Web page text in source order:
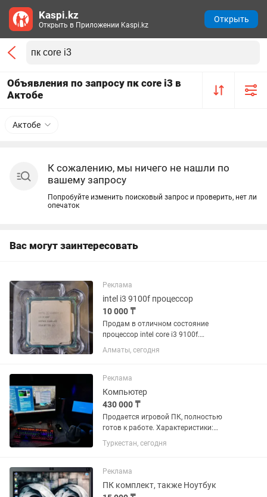
Объявления по запросу пк core i3 в
Актобе
Актобе
К сожалению, мы ничего не нашли по
вашему запросу
Попробуйте изменить поисковый запрос и проверить, нет ли
опечаток
Вас могут заинтересовать
Реклама
intel i3 9100f процессор
10 000 ₸
Продам в отличном состояние
процессор intel core i3 9100f.
Самовывоз из района жд вокзала
Алматы-1. Возможна доставка по
на проверку. Торг минимальный
Алматы, сегодня
Реклама
Компьютер
430 000 ₸
Продается игровой ПК, полностью
готов к работе. Характеристики:
Процессор: Intel Core i3-10100F
Видеокарта: NVIDIA GeForce RTX 3050
Накопитель: SSD 512 ГБ ...
Туркестан, сегодня
Реклама
ПК комплект, также Ноутбук
Kaspi.kz
Открыть в Приложении Kaspi.kz
Открыть